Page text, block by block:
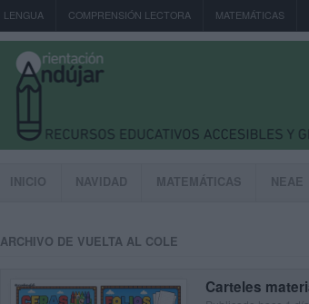
LENGUA COMPRENSIÓN LECTORA MATEMÁTICAS
INICIO NAVIDAD MATEMÁTICAS NEAE
ARCHIVO DE VUELTA AL COLE
Carteles